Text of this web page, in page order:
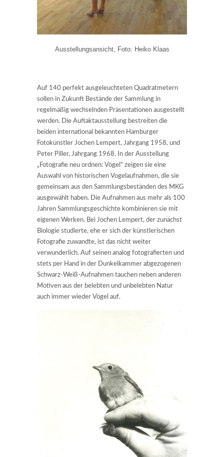
Ausstellungsansicht, Foto: Heiko Klaas
Auf 140 perfekt ausgeleuchteten Quadratmetern
sollen in Zukunft Bestände der Sammlung in
regelmäßig wechselnden Präsentationen ausgestellt
werden. Die Auftaktausstellung bestreiten die
beiden international bekannten Hamburger
Fotokünstler Jochen Lempert, Jahrgang 1958, und
Peter Piller, Jahrgang 1968. In der Ausstellung
„Fotografie neu ordnen: Vögel“ zeigen sie eine
Auswahl von historischen Vogelaufnahmen, die sie
gemeinsam aus den Sammlungsbeständen des MKG
ausgewählt haben. Die Aufnahmen aus mehr als 100
Jahren Sammlungsgeschichte kombinieren sie mit
eigenen Werken. Bei Jochen Lempert, der zunächst
Biologie studierte, ehe er sich der künstlerischen
Fotografie zuwandte, ist das nicht weiter
verwunderlich. Auf seinen analog fotografierten und
stets per Hand in der Dunkelkammer abgezogenen
Schwarz-Weiß-Aufnahmen tauchen neben anderen
Motiven aus der belebten und unbelebten Natur
auch immer wieder Vögel auf.